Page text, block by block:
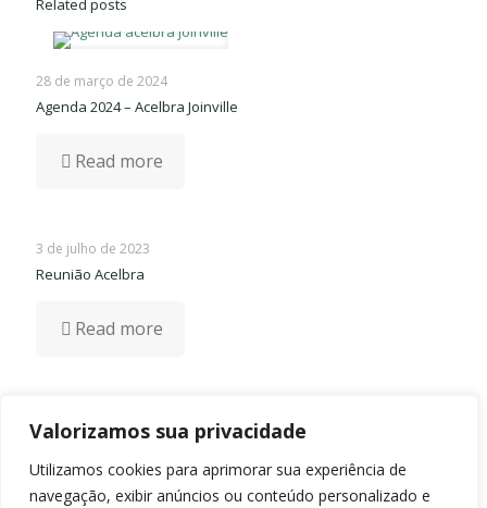
Valorizamos sua privacidade
Utilizamos cookies para aprimorar sua experiência de
navegação, exibir anúncios ou conteúdo personalizado e
Related posts
28 de março de 2024
Agenda 2024 – Acelbra Joinville
Read more
3 de julho de 2023
Reunião Acelbra
Read more
Próxima reunião dia 04/05/2023
Read more